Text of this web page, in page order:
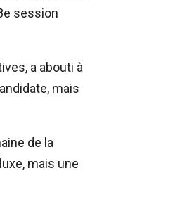
session
a abouti à
mais
de la
mais une